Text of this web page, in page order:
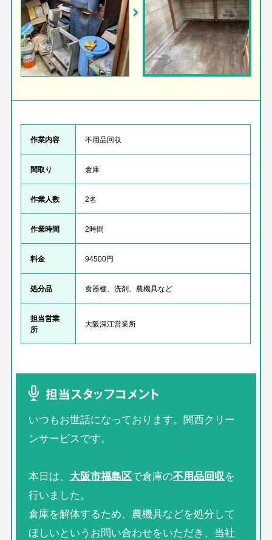
作業内容 不用品回収
間取り 倉庫
作業人数 2名
作業時間 2時間
料金 94500円
処分品 食器棚、洗剤、農機具など
担当営業
所
大阪深江営業所
担当スタッフコメント
いつもお世話になっております。関西クリー
ンサービスです。
本日は、 大阪市福島区で倉庫の不用品回収を
行いました。
倉庫を解体するため、農機具などを処分して
ほしいというお問い合わせをいただき、当社